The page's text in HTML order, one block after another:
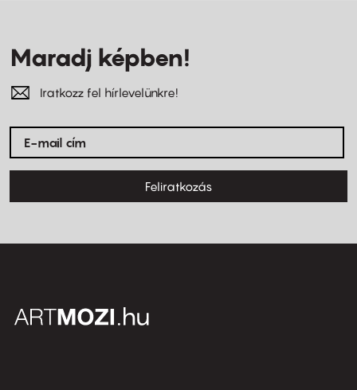
Maradj képben!
Iratkozz fel hírlevelünkre!
Feliratkozás